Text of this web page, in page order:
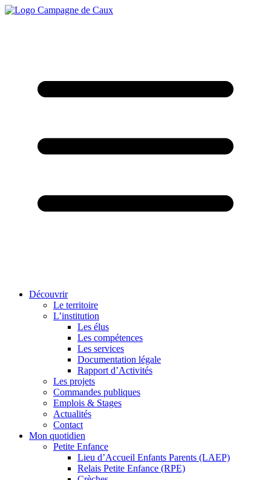
Découvrir
Le territoire
L’institution
Les élus
Les compétences
Les services
Documentation légale
Rapport d’Activités
Les projets
Commandes publiques
Emplois & Stages
Actualités
Contact
Mon quotidien
Petite Enfance
Lieu d’Accueil Enfants Parents (LAEP)
Relais Petite Enfance (RPE)